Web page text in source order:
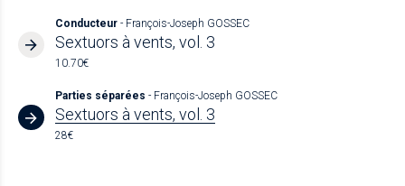
Conducteur - François-Joseph GOSSEC
Sextuors à vents, vol. 3
10.70€
Parties séparées - François-Joseph GOSSEC
Sextuors à vents, vol. 3
28€